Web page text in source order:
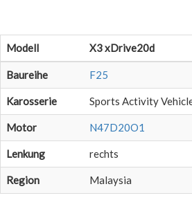
Modell X3 xDrive20d
Baureihe F25
Karosserie Sports Activity
Motor N47D20O1
Lenkung rechts
Region Malaysia